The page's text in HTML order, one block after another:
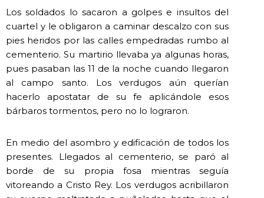
Los soldados lo sacaron a golpes e insultos del
cuartel y le obligaron a caminar descalzo con sus
pies heridos por las calles empedradas rumbo al
cementerio. Su martirio llevaba ya algunas horas,
pues pasaban las 11 de la noche cuando llegaron
al campo santo. Los verdugos aún querían
hacerlo apostatar de su fe aplicándole esos
bárbaros tormentos, pero no lo lograron.
En medio del asombro y edificación de todos los
presentes. Llegados al cementerio, se paró al
borde de su propia fosa mientras seguía
vitoreando a Cristo Rey. Los verdugos acribillaron